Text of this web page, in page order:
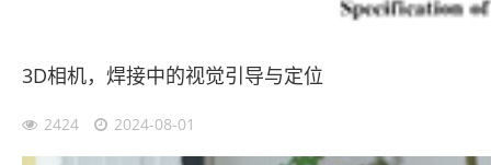
3D相机，焊接中的视觉引导与定位
2424 2024-08-01